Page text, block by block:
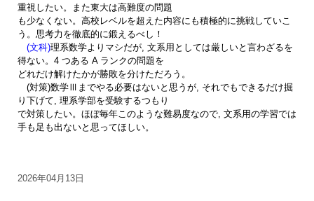
重視したい。また東大は高難度の問題
も少なくない。高校レベルを超えた内容にも積極的に挑戦していこ
う。思考力を徹底的に鍛えるべし！
(文科)理系数学よりマシだが, 文系用としては厳しいと言わざるを
得ない。4 つある A ランクの問題を
どれだけ解けたかが勝敗を分けただろう。
(対策)数学Ⅲまでやる必要はないと思うが, それでもできるだけ掘
り下げて, 理系学部を受験するつもり
で対策したい。ほぼ毎年このような難易度なので, 文系用の学習では
手も足も出ないと思ってほしい。
2026年04月13日